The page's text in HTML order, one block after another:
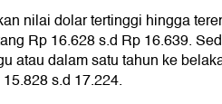
nilai dolar tertinggi hingga
Rp 16.628 s.d Rp 16.639.
atau dalam satu tahun ke
s.d 17.224.